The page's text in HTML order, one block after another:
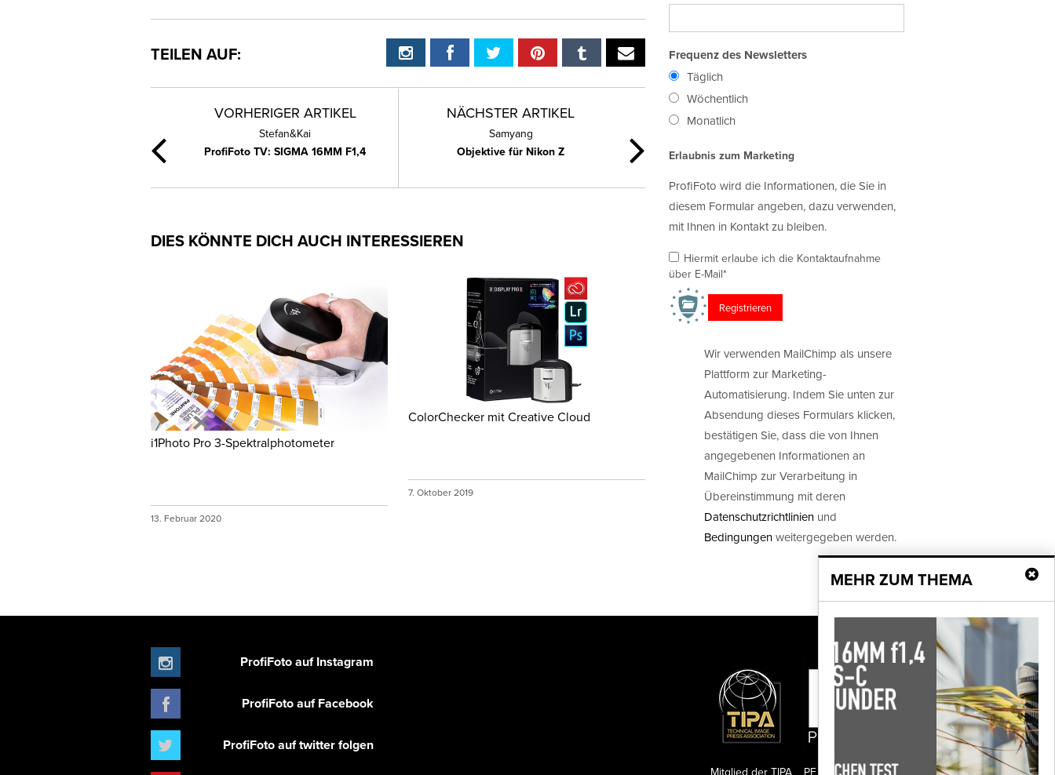
TEILEN AUF:
VORHERIGER ARTIKEL
Stefan&Kai
ProfiFoto TV: SIGMA 16MM F1,4
NÄCHSTER ARTIKEL
Samyang
Objektive für Nikon Z
DIES KÖNNTE DICH AUCH INTERESSIEREN
i1Photo Pro 3-Spektralphotometer
13. Februar 2020
ColorChecker mit Creative Cloud
7. Oktober 2019
Frequenz des Newsletters
Täglich
Wöchentlich
Monatlich
Erlaubnis zum Marketing
ProfiFoto wird die Informationen, die Sie in
diesem Formular angeben, dazu verwenden,
mit Ihnen in Kontakt zu bleiben.
Hiermit erlaube ich die Kontaktaufnahme
über E-Mail*
Wir verwenden MailChimp als unsere
Plattform zur Marketing-
Automatisierung. Indem Sie unten zur
Absendung dieses Formulars klicken,
bestätigen Sie, dass die von Ihnen
angegebenen Informationen an
MailChimp zur Verarbeitung in
Übereinstimmung mit deren
Datenschutzrichtlinien und
Bedingungenweitergegeben werden.
MEHR ZUM THEMA
ProfiFoto auf Instagram
ProfiFoto auf Facebook
ProfiFoto auf twitter folgen
PF Publishing GmbH
Mitglied der TIPA